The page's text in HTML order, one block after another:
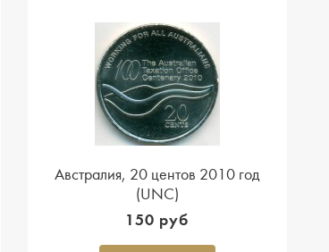
Австралия, 20 центов 2010 год
(UNC)
150 руб